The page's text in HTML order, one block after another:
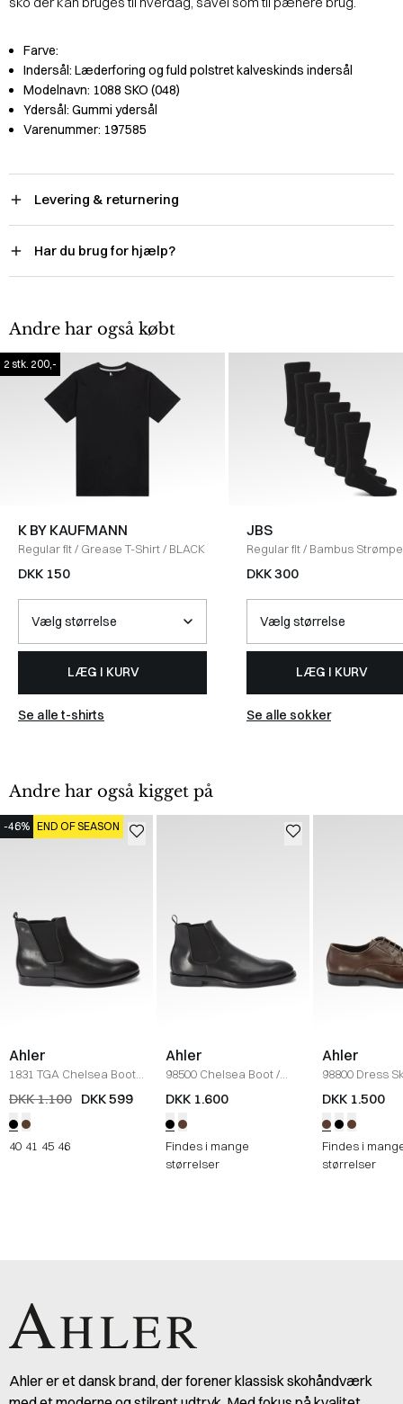
Farve:
Indersål: Læderforing og fuld polstret kalveskinds indersål
Modelnavn: 1088 SKO (048)
Ydersål: Gummi ydersål
Varenummer: 197585
Levering & returnering
Har du brug for hjælp?
Andre har også købt
2 stk. 200,-
K BY KAUFMANN
Regular fit/ Grease T-Shirt/ BLACK
DKK 150
LÆG I KURV
Se alle t-shirts
JBS
Regular fit/ Bambus
Pack / SORT
DKK 300
LÆG I KURV
Se alle sokker
Andre har også kigget på
-46% END OF SEASON
Ahler
1831 TGA Chelsea Boot
SORT
DKK 1.100 DKK 599
40 41 45 46
Ahler
98500 Chelsea Boot/
SORT
DKK 1.600
Findes i mange
størrelser
Ahler
98800 Dress
DKK 1.500
Findes i
størrelser
Ahler er et dansk brand, der forener klassisk skohåndværk